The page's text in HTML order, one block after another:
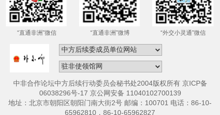
“直通非洲”微信 “直通非洲”微博 “外交小灵通”微信
中非合作论坛中方后续行动委员会秘书处2004版权所有 京ICP备
06038296号-17 京公网安备 11040102700139
地址：北京市朝阳区朝阳门南大街2号 邮编：100701 电话：86-10-
65962810，86-10-65962827